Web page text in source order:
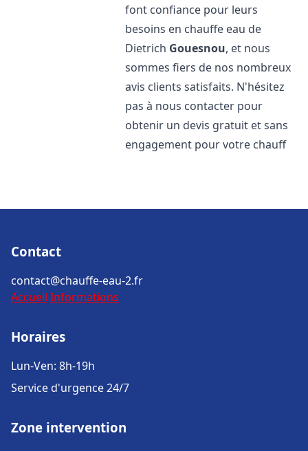
font confiance pour leurs
besoins en chauffe eau de
Dietrich Gouesnou, et nous
sommes fiers de nos nombreux
avis clients satisfaits. N'hésitez
pas à nous contacter pour
obtenir un devis gratuit et sans
engagement pour votre chauff
Contact
contact@chauffe-eau-2.fr
Accueil Informations
Horaires
Lun-Ven: 8h-19h
Service d'urgence 24/7
Zone intervention